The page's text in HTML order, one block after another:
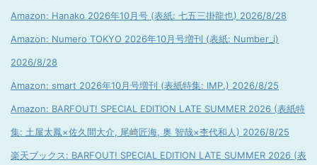
Amazon: Hanako 2026年10月号 (表紙: 七五三掛龍也) 2026/8/28
Amazon: Numero TOKYO 2026年10月号増刊 (表紙: Number_i)
2026/8/28
Amazon: smart 2026年10月号増刊 (表紙特集: IMP.) 2026/8/25
Amazon: BARFOUT! SPECIAL EDITION LATE SUMMER 2026 (表紙特
集: 土屋太鳳×佐久間大介, 尾崎匠海, 奥 智哉×杢代和人) 2026/8/25
楽天ブックス: BARFOUT! SPECIAL EDITION LATE SUMMER 2026 (表